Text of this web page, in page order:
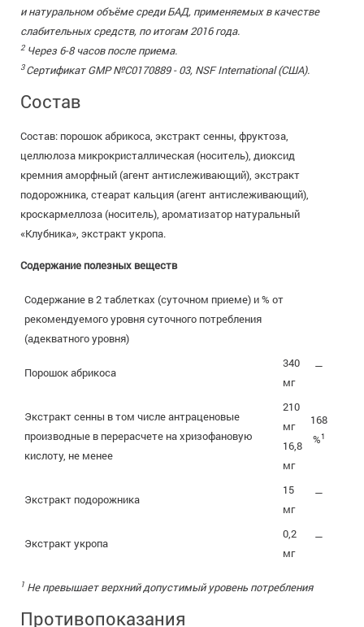
и натуральном объёме среди БАД, применяемых в качестве
слабительных средств, по итогам 2016 года.
2Через 6-8 часов после приема.
3Сертификат GMP №С0170889 - 03, NSF International (США).
Состав
Cостав: порошок абрикоса, экстракт сенны, фруктоза,
целлюлоза микрокристаллическая (носитель), диоксид
кремния аморфный (агент антислеживающий), экстракт
подорожника, стеарат кальция (агент антислеживающий),
кроскармеллоза (носитель), ароматизатор натуральный
«Клубника», экстракт укропа.
Содержание полезных веществ
Содержание в 2 таблетках (суточном приеме) и % от
рекомендуемого уровня суточного потребления
(адекватного уровня)
Порошок абрикоса
340
мг
—
Экстракт сенны в том числе антраценовые
производные в перерасчете на хризофановую
кислоту, не менее
210
мг
16,8
мг
168
%1
Экстракт подорожника
15
мг
—
Экстракт укропа
0,2
мг
—
1 Не превышает верхний допустимый уровень потребления
Противопоказания